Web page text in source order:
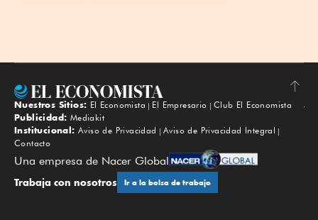
Subir
Nuestros Sitios: El Economista El Empresario
Club El Economista
Publicidad: Mediakit
Institucional: Aviso de Privacidad
Aviso de Privacidad Integral
Contacto
Una empresa de Nacer Global
Trabaja con nosotros Ir a la bolsa de trabajo